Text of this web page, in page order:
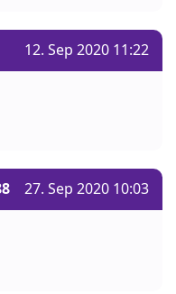
12. Sep 2020 11:22
27. Sep 2020 10:03